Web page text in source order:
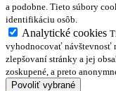
a podobne. Tieto súbory
identifikáciu osôb.
Analytické cookies
vyhodnocovať návštevnosť
zlepšovaní stránky a jej
zoskupené, a preto